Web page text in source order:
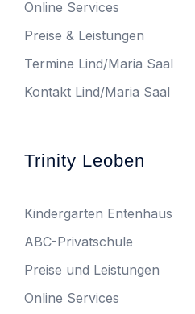
Online Services
Preise & Leistungen
Termine Lind/Maria Saal
Kontakt Lind/Maria Saal
Trinity Leoben
Kindergarten Entenhaus
ABC-Privatschule
Preise und Leistungen
Online Services